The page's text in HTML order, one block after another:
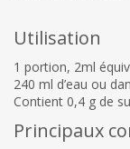
Utilisation
1 portion, 2ml
240 ml d’eau ou
Contient 0,4 g de
Principaux